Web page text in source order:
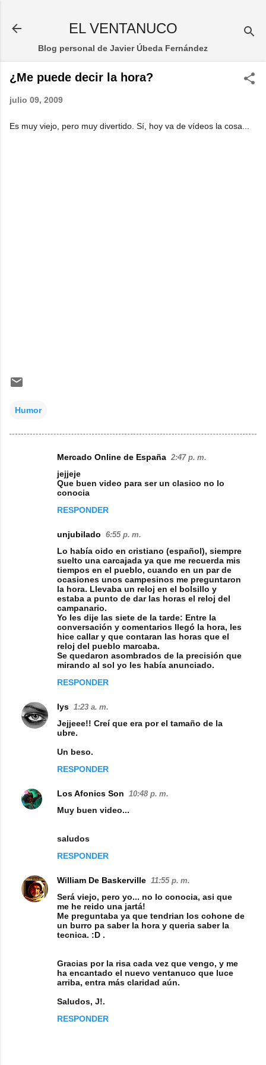
EL VENTANUCO
Blog personal de Javier Úbeda Fernández
¿Me puede decir la hora?
julio 09, 2009
Es muy viejo, pero muy divertido. Sí, hoy va de vídeos la cosa...
Humor
Mercado Online de España 2:47 p. m.
jejjeje
Que buen video para ser un clasico no lo
conocia
RESPONDER
unjubilado 6:55 p. m.
Lo había oido en cristiano (español), siempre
suelto una carcajada ya que me recuerda mis
tiempos en el pueblo, cuando en un par de
ocasiones unos campesinos me preguntaron
la hora. Llevaba un reloj en el bolsillo y
estaba a punto de dar las horas el reloj del
campanario.
Yo les dije las siete de la tarde: Entre la
conversación y comentarios llegó la hora, les
hice callar y que contaran las horas que el
reloj del pueblo marcaba.
Se quedaron asombrados de la precisión que
mirando al sol yo les había anunciado.
RESPONDER
lys 1:23 a. m.
Jejjeee!! Creí que era por el tamaño de la
ubre.
Un beso.
RESPONDER
Los Afonics Son 10:48 p. m.
Muy buen video...
saludos
RESPONDER
William De Baskerville 11:55 p. m.
Será viejo, pero yo... no lo conocia, asi que
me he reido una jartá!
Me preguntaba ya que tendrian los cohone de
un burro pa saber la hora y queria saber la
tecnica. :D .
Gracias por la risa cada vez que vengo, y me
ha encantado el nuevo ventanuco que luce
arriba, entra más claridad aún.
Saludos, J!.
RESPONDER